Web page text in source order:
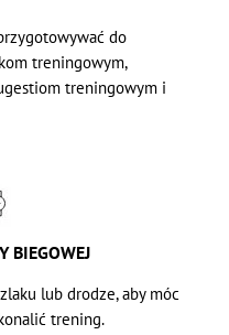
do
treningowym,
treningowym i
BIEGOWEJ
lub drodze, aby móc
trening.